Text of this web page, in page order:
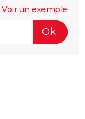
Voir un exemple